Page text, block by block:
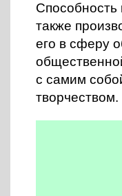
также
его в сферу
с самим
творчеством.